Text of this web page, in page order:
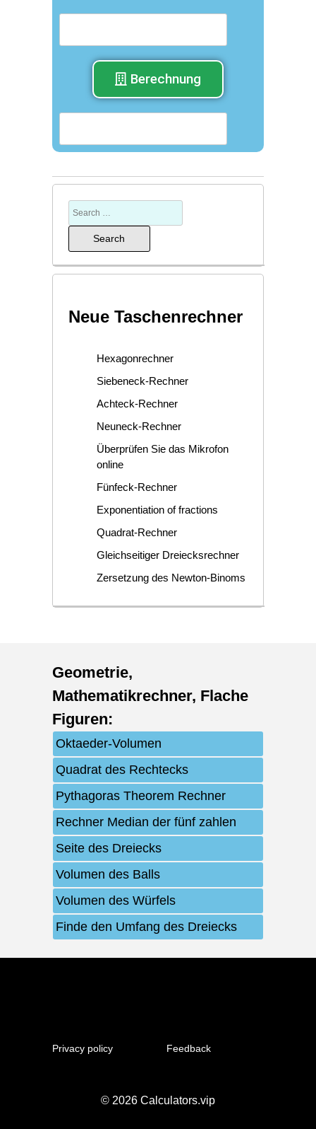
Berechnung
Neue Taschenrechner
Hexagonrechner
Siebeneck-Rechner
Achteck-Rechner
Neuneck-Rechner
Überprüfen Sie das Mikrofon
online
Fünfeck-Rechner
Exponentiation of fractions
Quadrat-Rechner
Gleichseitiger Dreiecksrechner
Zersetzung des Newton-Binoms
Geometrie,
Mathematikrechner, Flache
Figuren:
Oktaeder-Volumen
Quadrat des Rechtecks
Pythagoras Theorem Rechner
Rechner Median der fünf zahlen
Seite des Dreiecks
Volumen des Balls
Volumen des Würfels
Finde den Umfang des Dreiecks
Privacy policy Feedback
© 2026 Calculators.vip